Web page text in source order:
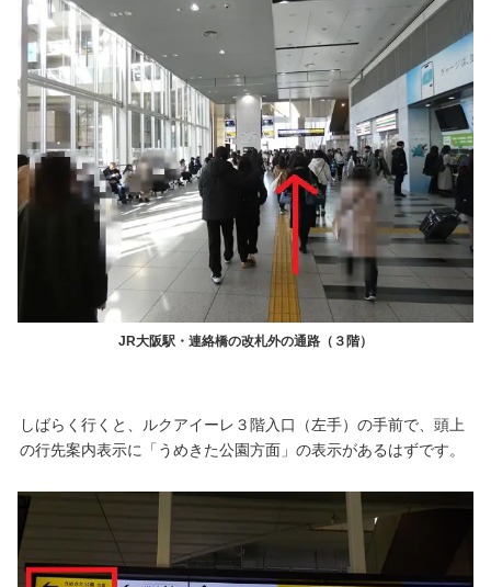
JR大阪駅・連絡橋の改札外の通路（３階）
しばらく行くと、ルクアイーレ３階入口（左手）の手前で、頭上
の行先案内表示に「うめきた公園方面」の表示があるはずです。